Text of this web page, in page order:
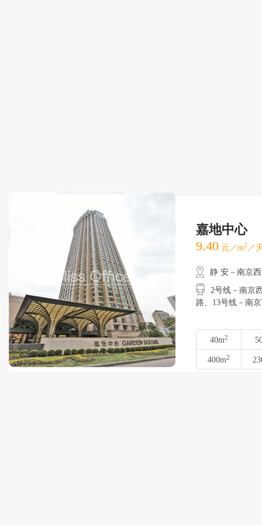
嘉地中心
9.40 元／m2 ／
静 安－南京
2号线－南京
路、13号线－南
40m2
400m2